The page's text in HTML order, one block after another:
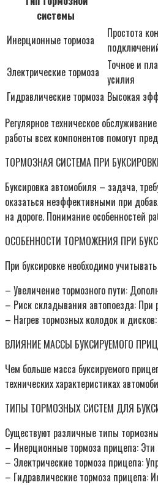
системы
Инерционные тормоза
Простота
Электрические тормоза
Точное и
усилия
Гидравлические тормоза Высокая
Регулярное техническое
работы всех компонентов помогут
ТОРМОЗНАЯ СИСТЕМА ПРИ
Буксировка автомобиля – задача,
оказаться неэффективными при
на дороге. Понимание особенностей
ОСОБЕННОСТИ ТОРМОЖЕНИЯ ПРИ
При буксировке необходимо
– Увеличение тормозного пути:
– Риск складывания автопоезда: При
– Нагрев тормозных колодок и
ВЛИЯНИЕ МАССЫ БУКСИРУЕМОГО
Чем больше масса буксируемого
технических характеристиках
ТИПЫ ТОРМОЗНЫХ СИСТЕМ ДЛЯ
Существуют различные типы
– Инерционные тормоза прицепа:
– Электрические тормоза прицепа:
– Гидравлические тормоза прицепа: